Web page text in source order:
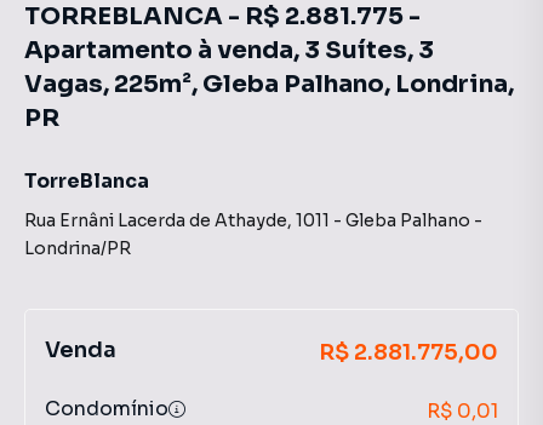
TORREBLANCA - R$ 2.881.775 -
Apartamento à venda, 3 Suítes, 3
Vagas, 225m², Gleba Palhano, Londrina,
PR
TorreBlanca
Rua Ernâni Lacerda de Athayde, 1011 - Gleba Palhano -
Londrina/PR
Venda R$ 2.881.775,00
Condomínio
R$ 0,01